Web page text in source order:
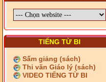
TIẾNG TỪ BI
Sấm giảng (sách)
Thi văn Giáo lý (sách)
VIDEO TIẾNG TỪ BI